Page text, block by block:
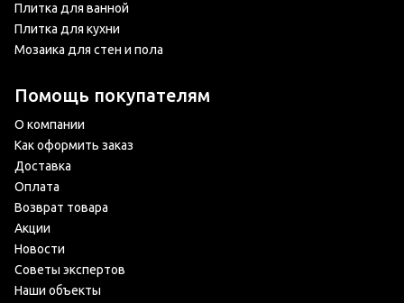
Плитка для ванной
Плитка для кухни
Мозаика для стен и пола
Помощь покупателям
О компании
Как оформить заказ
Доставка
Оплата
Возврат товара
Акции
Новости
Советы экспертов
Наши объекты